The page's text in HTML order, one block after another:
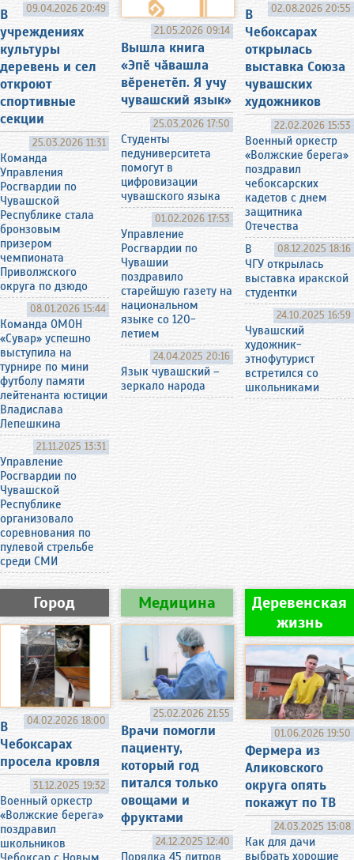
09.04.2026 20:49
В
учреждениях
культуры
деревень и сел
откроют
спортивные
секции
25.03.2026 11:31
Команда
Управления
Росгвардии по
Чувашской
Республике стала
бронзовым
призером
чемпионата
Приволжского
округа по дзюдо
08.01.2026 15:44
Команда ОМОН
«Сувар» успешно
выступила на
турнире по мини
футболу памяти
лейтенанта юстиции
Владислава
Лепешкина
21.11.2025 13:31
Управление
Росгвардии по
Чувашской
Республике
организовало
соревнования по
пулевой стрельбе
среди СМИ
21.05.2026 09:14
Вышла книга
«Эпӗ чӑвашла
вӗренетӗп. Я учу
чувашский язык»
25.03.2026 17:50
Студенты
педуниверситета
помогут в
цифровизации
чувашского языка
01.02.2026 17:53
Управление
Росгвардии по
Чувашии
поздравило
старейшую газету на
национальном
языке со 120-
летием
24.04.2025 20:16
Язык чувашский –
зеркало народа
02.08.2026 20:55
В
Чебоксарах
открылась
выставка Союза
чувашских
художников
22.02.2026 15:53
Военный оркестр
«Волжские берега»
поздравил
чебоксарских
кадетов с днем
защитника
Отечества
08.12.2025 18:16
В
ЧГУ открылась
выставка иракской
студентки
24.10.2025 16:59
Чувашский
художник-
этнофутурист
встретился со
школьниками
Город
04.02.2026 18:00
В
Чебоксарах
просела кровля
31.12.2025 19:32
Военный оркестр
«Волжские берега»
поздравил
школьников
Медицина
25.02.2026 21:55
Врачи помогли
пациенту,
который год
питался только
овощами и
фруктами
24.12.2025 12:40
Порядка 45 литров
Деревенская
жизнь
01.06.2026 19:50
Фермера из
Аликовского
округа опять
покажут по ТВ
24.03.2025 13:08
Как для дачи
выбрать хорошие